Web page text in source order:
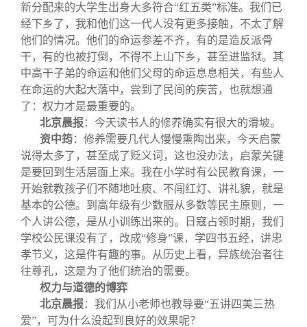
新分配来的大学生出身大多符合“红五类”标准。我们已
经下乡了，我和他们这一代人没有更多接触，不太了解
他们的情况。他们的命运参差不齐，有的是造反派骨
干，有的也被打倒，不得不上山下乡，甚至进监狱。其
中高干子弟的命运和他们父母的命运息息相关，有些人
在命运的大起大落中，尝到了民间的疾苦，也就想通
了：权力才是最重要的。
北京晨报： 今天读书人的修养确实有很大的滑坡。
资中筠：修养需要几代人慢慢熏陶出来，今天启蒙
说得太多了，甚至成了贬义词，这也没办法，启蒙关键
是要回到生活层面上来。我在小学时有公民教育课，一
开始就教孩子们不随地吐痰、不闯红灯、讲礼貌，就是
基本的公德。到高年级有少数服从多数等民主原则，一
个人讲公德，是从小训练出来的。日寇占领时期，我们
学校公民课没有了，改成“修身”课，学四书五经，讲忠
孝节义，这是件有趣的事。从历史上看，异族统治者往
往尊孔，这是为了他们统治的需要。
权力与道德的博弈
北京晨报： 我们从小老师也教导要“五讲四美三热
爱”，可为什么没起到良好的效果呢？